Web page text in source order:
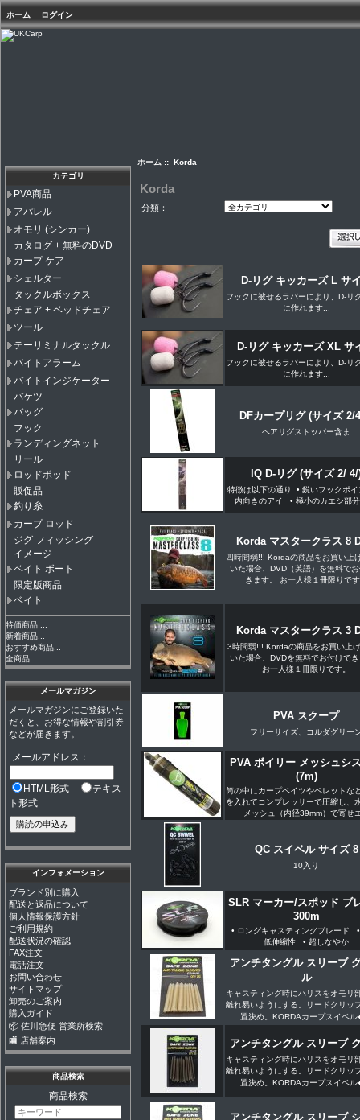
ホーム ログイン
カテゴリ
PVA商品
アパレル
オモリ (シンカー)
カタログ + 無料のDVD
カープ ケア
シェルター
タックルボックス
チェア + ベッドチェア
ツール
テーリミナルタックル
バイトアラーム
バイトインジケーター
バケツ
バッグ
フック
ランディングネット
リール
ロッドポッド
販促品
釣り糸
カープ ロッド
ジグ フィッシング
イメージ
ベイト ボート
限定版商品
ベイト
特価商品 ...
新着商品...
おすすめ商品...
全商品...
メールマガジン
メールマガジンにご登録いた
だくと、お得な情報や割引券
などが届きます。
メールアドレス：
HTML形式
テキス
ト形式
インフォメーション
ブランド別に購入
配送と返品について
個人情報保護方針
ご利用規約
配送状況の確認
FAX注文
電話注文
お問い合わせ
サイトマップ
卸売のご案内
購入ガイド
📦 佐川急便 営業所検索
🏬 店舗案内
商品検索
商品検索
ホーム :: Korda
Korda
分類：
D-リグ キッカーズ L サ
フックに被せるラバーにより、D-リ
に作れます...
D-リグ キッカーズ XL サ
フックに被せるラバーにより、D-リ
に作れます...
DFカープリグ (サイズ 2/
ヘアリグストッパー含ま
IQ D-リグ (サイズ 2/ 4/
特徴は以下の通り • 鋭いフックポ
内向きのアイ • 極小のカエシ部
Korda マスタークラス 8
四時間弱!!! Kordaの商品をお買い上
いた場合、DVD（英語）を無料で
きます。 お一人様１冊限りで
Korda マスタークラス 3
3時間弱!!! Kordaの商品をお買い上
いた場合、DVDを無料でお付けで
お一人様１冊限りです。
PVA スクープ
フリーサイズ、コルダグリー
PVA ボイリー メッシュシ
(7m)
筒の中にカープベイツやペレットな
を入れてコンプレッサーで圧縮し、
メッシュ（内径39mm）で寄せ
QC スイベル サイズ 8
10入り
SLR マーカー/スポッド ブ
300m
• ロングキャスティングブレード
低伸縮性 • 超しなやか
アンチタングル スリーブ
ル
キャスティング時にハリスをオモリ
離れ易いようにする。リードクリッ
置決め。KORDAカープスイベ
アンチタングル スリーブ
キャスティング時にハリスをオモリ
離れ易いようにする。リードクリッ
置決め。KORDAカープスイベ
アンチタングル スリーブ